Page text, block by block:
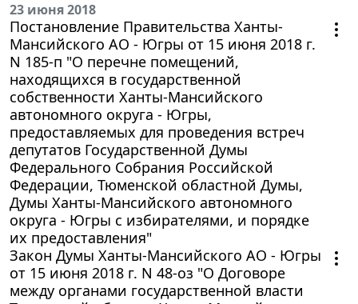
23 июня 2018
Постановление Правительства Ханты-
Мансийского АО - Югры от 15 июня 2018 г.
N 185-п "О перечне помещений,
находящихся в государственной
собственности Ханты-Мансийского
автономного округа - Югры,
предоставляемых для проведения встреч
депутатов Государственной Думы
Федерального Собрания Российской
Федерации, Тюменской областной Думы,
Думы Ханты-Мансийского автономного
округа - Югры с избирателями, и порядке
их предоставления"
Закон Думы Ханты-Мансийского АО - Югры
от 15 июня 2018 г. N 48-оз "О Договоре
между органами государственной власти